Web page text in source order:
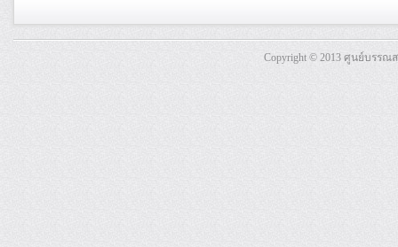
Copyright © 2013 ศูนย์บรร